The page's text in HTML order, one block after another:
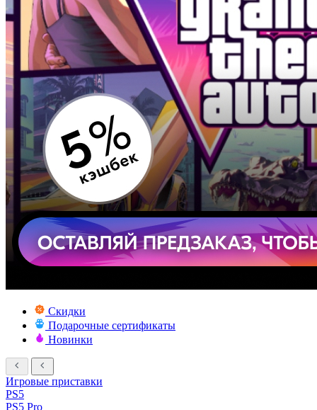
Скидки
Подарочные сертификаты
Новинки
Игровые приставки
PS5
PS5 Pro